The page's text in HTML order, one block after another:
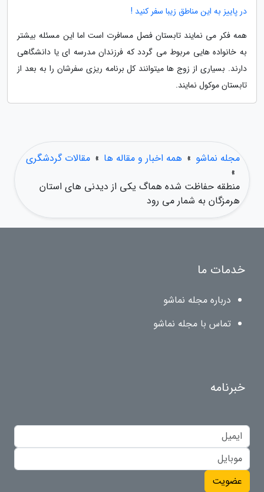
در پاییز به این مناطق زیبا سفر کنید !
همه فکر می نمایند تابستان فصل مسافرت است اما این مسئله بیشتر
به خانواده هایی مربوط می گردد که فرزندان مدرسه ای یا دانشگاهی
دارند. بسیاری از زوج ها میتوانند کل برنامه ریزی سفرشان را به بعد از
تابستان موکول نمایند.
مجله نماشو » همه اخبار و مقاله ها » مقالات گردشگری
»
منطقه حفاظت شده هماگ یکی از دیدنی های استان
هرمزگان به شمار می رود
خدمات ما
درباره مجله نماشو
تماس با مجله نماشو
خبرنامه
عضویت